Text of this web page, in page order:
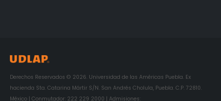
Derechos Reservados © 2026. Universidad de las Américas Puebla. Ex
hacienda Sta. Catarina Mártir S/N. San Andrés Cholula, Puebla. C.P. 72810.
México | Conmutador: 222 229 2000 | Admisiones: